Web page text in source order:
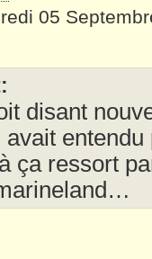
05
disant
ça ressort